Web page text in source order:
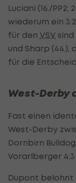
Luciani (16./PP2;
wiederum ein
für den VSV sind
und Sharp (44.),
für die
West-Derby
Fast einen
West-Derby
Dornbirn
Vorarlberger 4:3
Dupont belohnt